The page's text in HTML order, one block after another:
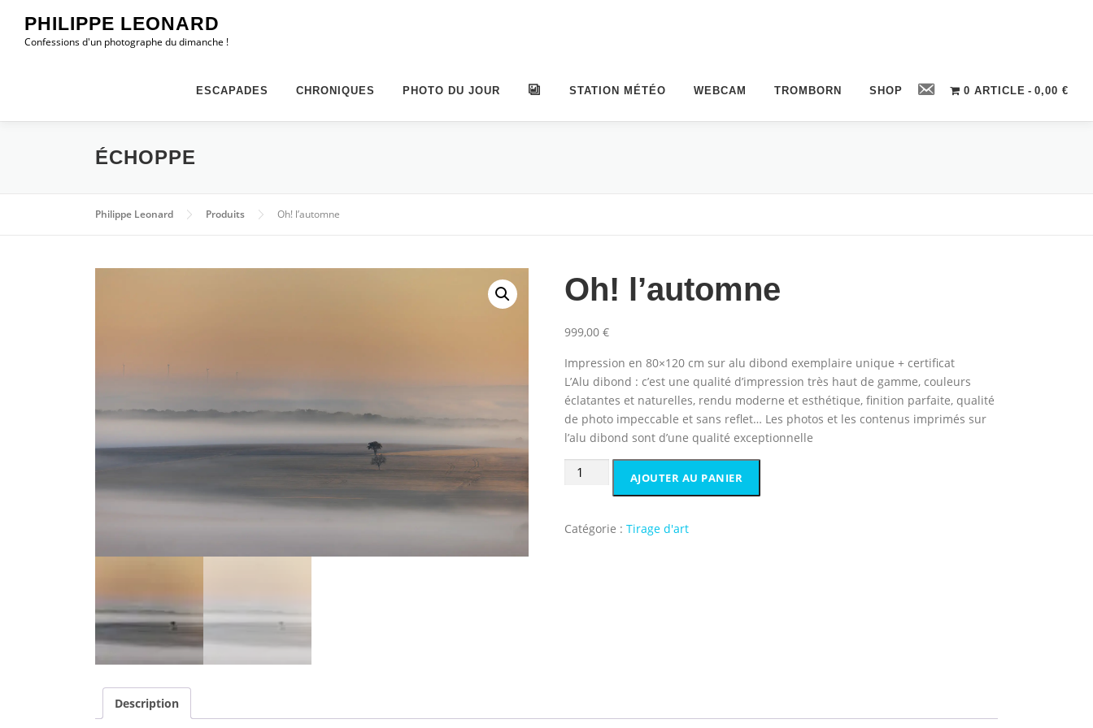
contenu
PHILIPPE LEONARD
Confessions d'un photographe du dimanche !
ESCAPADES CHRONIQUES PHOTO DU JOUR ALBUMSSTATION MÉTÉO WEBCAM TROMBORN SHOP Contact0 ARTICLE 0,00 €
ÉCHOPPE
Philippe Leonard Produits Oh! l’automne
Oh! l’automne
999,00€
Impression en 80×120 cm sur alu dibond exemplaire unique + certificat
L’Alu dibond : c’est une qualité d’impression très haut de gamme, couleurs
éclatantes et naturelles, rendu moderne et esthétique, finition parfaite, qualité
de photo impeccable et sans reflet… Les photos et les contenus imprimés sur
l’alu dibond sont d’une qualité exceptionnelle
quantité
l’automne
AJOUTER AU PANIER
Catégorie :Tirage d'art
Description